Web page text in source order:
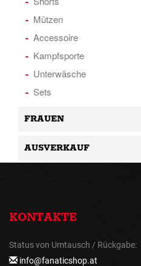
Mützen
Accessoire
Kampfsporte
Unterwäsche
Sets
FRAUEN
AUSVERKAUF
KONTAKTE
Status von Umtausch / Rückgabe:
info@fanaticshop.at